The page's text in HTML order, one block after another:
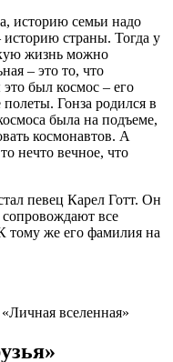
историю семьи надо
историю страны. Тогда у
жизнь можно
– это то, что
был космос – его
Гонза родился в
была на подъеме,
космонавтов. А
нечто вечное, что
певец Карел Готт. Он
все
тому же его фамилия на
вселенная»